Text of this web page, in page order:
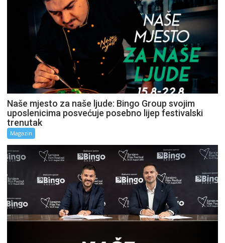
Naše mjesto za naše ljude: Bingo Group svojim
uposlenicima posvećuje posebno lijep festivalski
trenutak
Magazin